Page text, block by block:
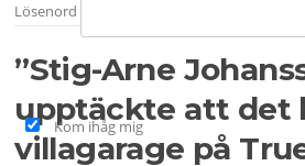
Lösenord
Kom ihåg mig
”Stig-Arne
upptäckte att det
villagarage på